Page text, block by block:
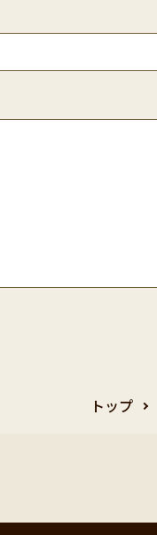
トップ